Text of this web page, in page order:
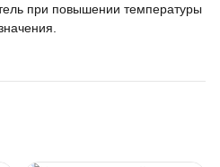
при повышении температуры